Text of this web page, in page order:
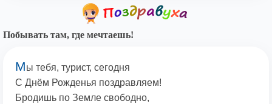
Побывать там, где мечтаешь!
Мы тебя, турист, сегодня
С Днём Рожденья поздравляем!
Бродишь по Земле свободно,